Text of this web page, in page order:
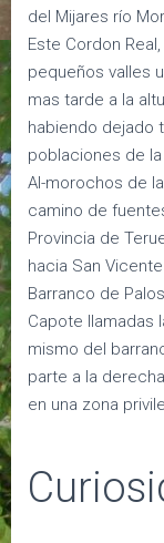
del Mijares río
Este Cordon
pequeños valles
mas tarde a la
habiendo dejado
poblaciones de
Al-morochos de
camino de
Provincia de
hacia San
Barranco de
Capote llamadas
mismo del
parte a la
en una zona